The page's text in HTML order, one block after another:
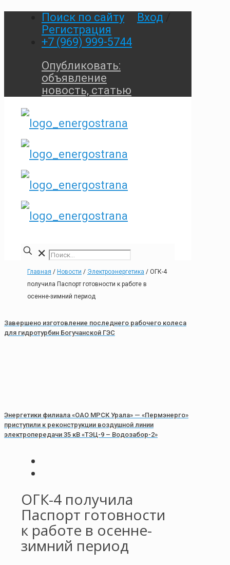
Поиск по сайту Вход
Регистрация
+7 (969) 999-5744
Опубликовать:
объявление
новость, статью
✕
Главная / Новости / Электроэнергетика / ОГК-4
получила Паспорт готовности к работе в
осенне-зимний период
Завершено изготовление последнего рабочего колеса
для гидротурбин Богучанской ГЭС
Энергетики филиала «ОАО МРСК Урала» — «Пермэнерго»
приступили к реконструкции воздушной линии
электропередачи 35 кВ «ТЭЦ-9 – Водозабор-2»
ОГК-4 получила
Паспорт готовности
к работе в осенне-
зимний период